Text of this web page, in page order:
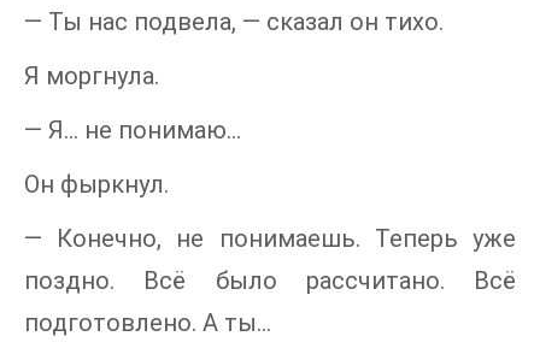
— Ты нас подвела, — сказал он тихо.
Я моргнула.
— Я… не понимаю…
Он фыркнул.
— Конечно, не понимаешь. Теперь уже
поздно. Всё было рассчитано. Всё
подготовлено. А ты…